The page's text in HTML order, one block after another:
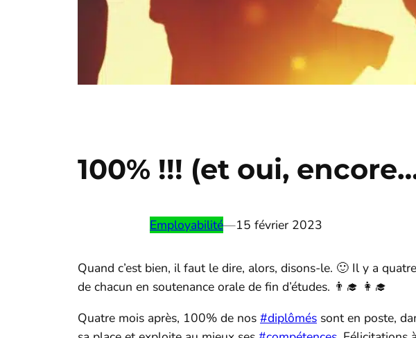
100% !!! (et oui,
Employabilité—15 février 2023
Quand c’est bien, il faut le dire, alors, disons-le. 🙂 Il y a
de chacun en soutenance orale de fin d’études. 👨‍🎓 👩‍🎓
Quatre mois après, 100% de nos #diplômés sont en poste,